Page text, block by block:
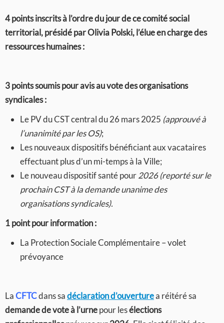
4 points inscrits à l’ordre du jour de ce comité social
territorial, présidé par Olivia Polski, l’élue en charge des
ressources humaines :
3 points soumis pour avisau vote des organisations
syndicales :
Le PV du CST central du 26 mars 2025 (approuvé à
l’unanimité par les OS);
Les nouveaux dispositifs bénéficiant aux vacataires
effectuant plus d’un mi-temps à la Ville;
Le nouveau dispositif santé pour2026 (reporté sur le
prochain CST à la demande unanime des
organisations syndicales).
1 point pour information:
La Protection Sociale Complémentaire – volet
prévoyance
LaCFTCdans sadéclaration d’ouverturea réitéré sa
demande de vote à l’urnepour lesélections